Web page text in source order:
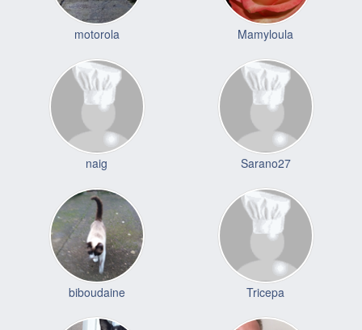
motorola Mamyloula
naig Sarano27
biboudaine Tricepa